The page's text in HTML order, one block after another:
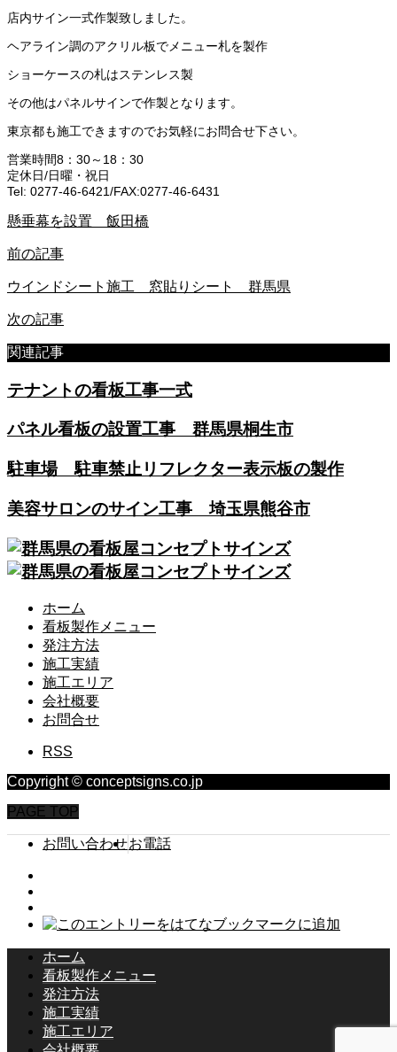
店内サイン一式作製致しました。
ヘアライン調のアクリル板でメニュー札を製作
ショーケースの札はステンレス製
その他はパネルサインで作製となります。
東京都も施工できますのでお気軽にお問合せ下さい。
営業時間8：30～18：30
定休日/日曜・祝日
Tel: 0277-46-6421/FAX:0277-46-6431
懸垂幕を設置 飯田橋
前の記事
ウインドシート施工 窓貼りシート 群馬県
次の記事
関連記事
テナントの看板工事一式
パネル看板の設置工事 群馬県桐生市
駐車場 駐車禁止リフレクター表示板の製作
美容サロンのサイン工事 埼玉県熊谷市
ホーム
看板製作メニュー
発注方法
施工実績
施工エリア
会社概要
お問合せ
RSS
Copyright © conceptsigns.co.jp
PAGE TOP
お問い合わせお電話
ホーム
看板製作メニュー
発注方法
施工実績
施工エリア